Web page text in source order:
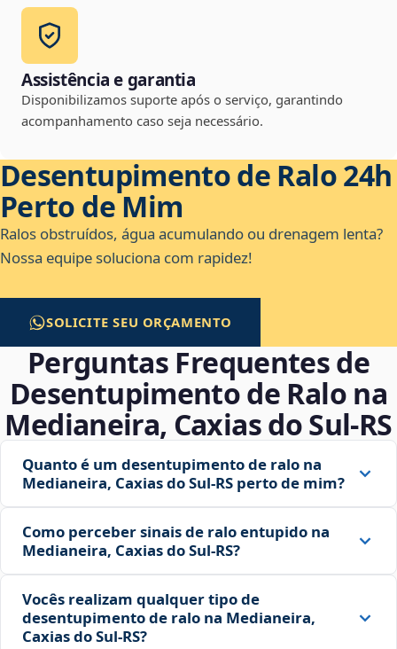
Assistência e garantia
Disponibilizamos suporte após o serviço, garantindo
acompanhamento caso seja necessário.
Desentupimento de Ralo 24h
Perto de Mim
Ralos obstruídos, água acumulando ou drenagem lenta?
Nossa equipe soluciona com rapidez!
SOLICITE SEU ORÇAMENTO
Perguntas Frequentes de
Desentupimento de Ralo na
Medianeira, Caxias do Sul‑RS
Quanto é um desentupimento de ralo na
Medianeira, Caxias do Sul‑RS perto de mim?
Como perceber sinais de ralo entupido na
Medianeira, Caxias do Sul‑RS?
Vocês realizam qualquer tipo de
desentupimento de ralo na Medianeira,
Caxias do Sul‑RS?